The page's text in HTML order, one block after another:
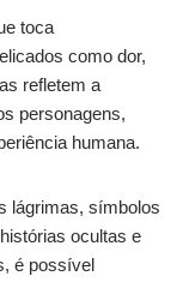
toca
como dor,
refletem a
personagens,
humana.
lágrimas, símbolos
ocultas e
é possível